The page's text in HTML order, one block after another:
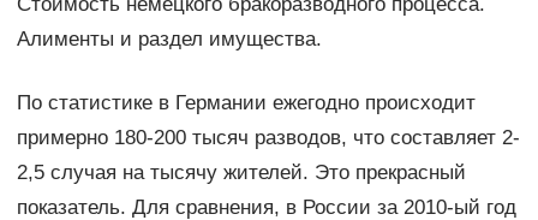
Алименты и раздел имущества.
По статистике в Германии ежегодно происходит
примерно 180-200 тысяч разводов, что составляет 2-
2,5 случая на тысячу жителей. Это прекрасный
показатель. Для сравнения, в России за 2010-ый год